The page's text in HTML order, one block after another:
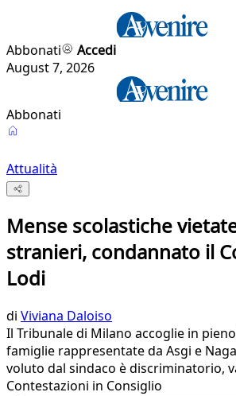
Abbonati
Accedi
August 7, 2026
Abbonati
Attualità
Mense scolastiche
stranieri, condannato il
Lodi
di Viviana Daloiso
Il Tribunale di Milano accoglie in
famiglie rappresentate da Asgi e
voluto dal sindaco è discriminatorio,
Contestazioni in Consiglio